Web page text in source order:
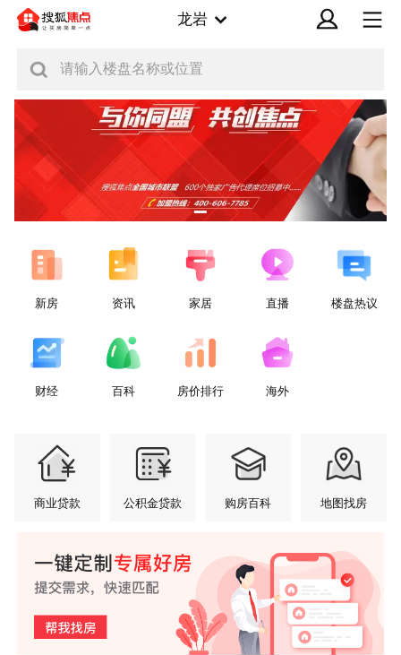
龙岩
请输入楼盘名称或位置
新房 资讯 家居 直播 楼盘热议
财经 百科 房价排行 海外
商业贷款 公积金贷款 购房百科 地图找房